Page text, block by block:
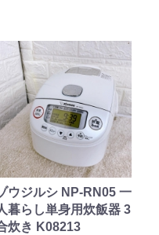
ウジルシ NP-RN05 一
暮らし単身用炊飯器 3
炊き K08213